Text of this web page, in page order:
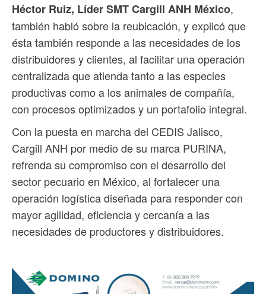
Héctor Ruiz, Líder SMT Cargill ANH México,
también habló sobre la reubicación, y explicó que
ésta también responde a las necesidades de los
distribuidores y clientes, al facilitar una operación
centralizada que atienda tanto a las especies
productivas como a los animales de compañía,
con procesos optimizados y un portafolio integral.
Con la puesta en marcha del CEDIS Jalisco,
Cargill ANH por medio de su marca PURINA,
refrenda su compromiso con el desarrollo del
sector pecuario en México, al fortalecer una
operación logística diseñada para responder con
mayor agilidad, eficiencia y cercanía a las
necesidades de productores y distribuidores.